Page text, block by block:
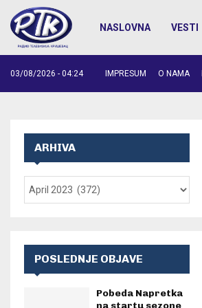
NASLOVNA VESTI
03/08/2026 - 04:24 IMPRESUM O NAMA
ARHIVA
POSLEDNJE OBJAVE
Pobeda Napretka
na startu sezone